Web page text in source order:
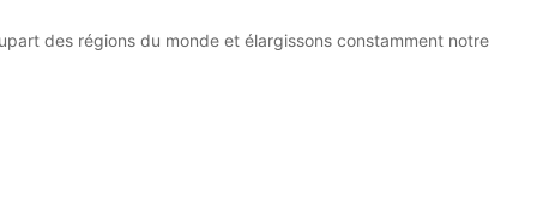
des régions du monde et élargissons constamment notre